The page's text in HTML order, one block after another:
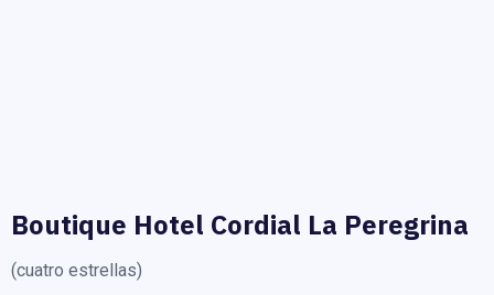
Boutique Hotel Cordial La Peregrina
(cuatro estrellas)